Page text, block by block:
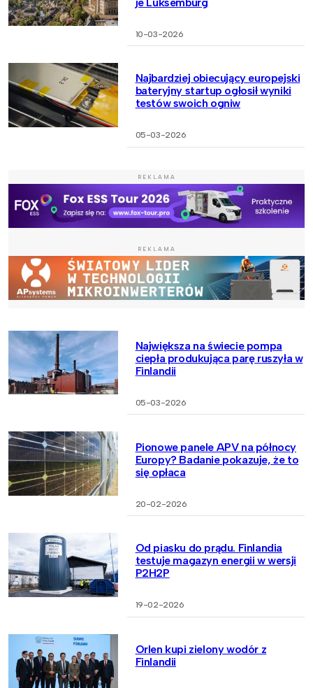
10-03-2026
Najbardziej obiecujący europejski
bateryjny startup ogłosił wyniki
testów swoich ogniw
05-03-2026
REKLAMA
REKLAMA
Największa na świecie pompa
ciepła produkująca parę ruszyła w
Finlandii
05-03-2026
Pionowe panele APV na północy
Europy? Badanie pokazuje, że to
się opłaca
20-02-2026
Od piasku do prądu. Finlandia
testuje magazyn energii w wersji
P2H2P
19-02-2026
Orlen kupi zielony wodór z
Finlandii